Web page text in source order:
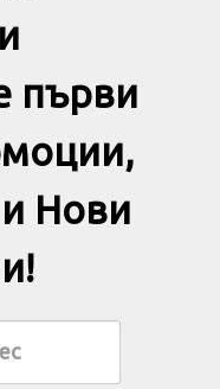
първи
Нови